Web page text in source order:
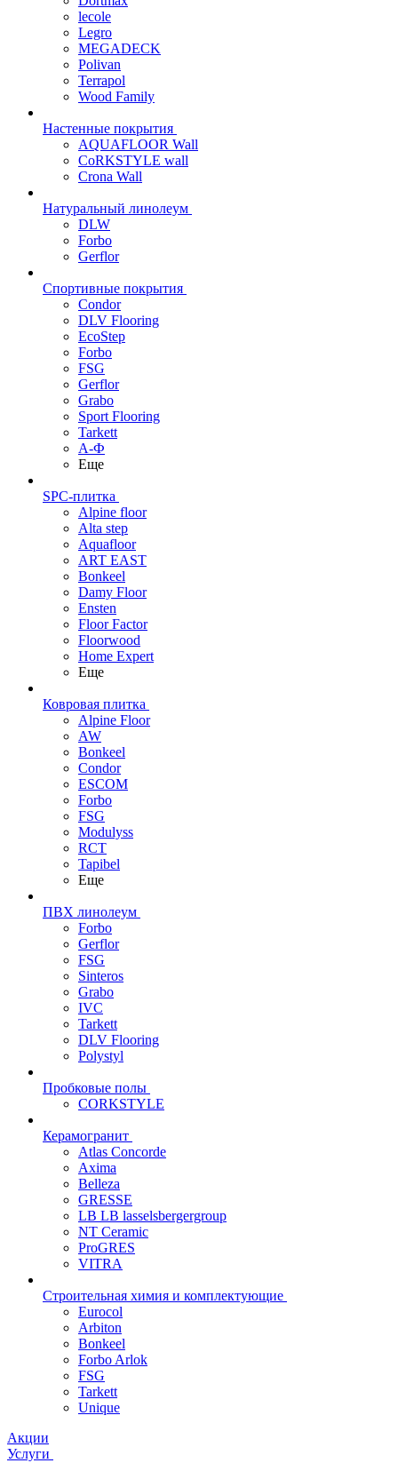
lecole
Legro
MEGADECK
Polivan
Terrapol
Wood Family
Настенные покрытия
AQUAFLOOR Wall
CoRKSTYLE wall
Crona Wall
Натуральный линолеум
DLW
Forbo
Gerflor
Спортивные покрытия
Condor
DLV Flooring
EcoStep
Forbo
FSG
Gerflor
Grabo
Sport Flooring
Tarkett
А-Ф
Еще
SPC-плитка
Alpine floor
Alta step
Aquafloor
ART EAST
Bonkeel
Damy Floor
Ensten
Floor Factor
Floorwood
Home Expert
Еще
Ковровая плитка
Alpine Floor
AW
Bonkeel
Condor
ESCOM
Forbo
FSG
Modulyss
RCT
Tapibel
Еще
ПВХ линолеум
Forbo
Gerflor
FSG
Sinteros
Grabo
IVC
Tarkett
DLV Flooring
Polystyl
Пробковые полы
CORKSTYLE
Керамогранит
Atlas Concorde
Axima
Belleza
GRESSE
LB LB lasselsbergergroup
NT Ceramic
ProGRES
VITRA
Строительная химия и комплектующие
Eurocol
Arbiton
Bonkeel
Forbo Arlok
FSG
Tarkett
Unique
Акции
Услуги